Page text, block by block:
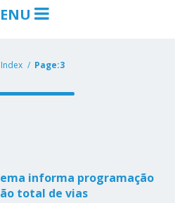
Index Page:3
informa programação
total de vias